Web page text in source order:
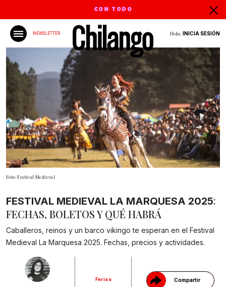
CON TODO
NEWSLETTER Hola, INICIA SESIÓN
Foto: Festival Medieval
Ferias Compartir
Gracias!
FESTIVAL MEDIEVAL LA MARQUESA 2025:
FECHAS, BOLETOS Y QUÉ HABRÁ
Caballeros, reinos y un barco vikingo te esperan en el Festival
Medieval La Marquesa 2025. Fechas, precios y actividades.